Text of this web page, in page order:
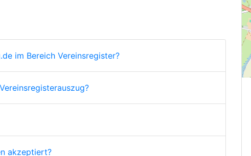
im Bereich Vereinsregister?
akzeptiert?